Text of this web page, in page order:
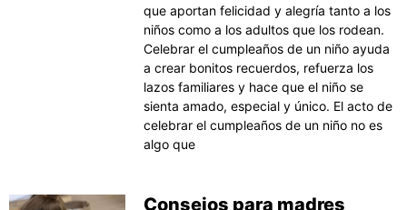
que aportan felicidad y alegría tanto a los
niños como a los adultos que los rodean.
Celebrar el cumpleaños de un niño ayuda
a crear bonitos recuerdos, refuerza los
lazos familiares y hace que el niño se
sienta amado, especial y único. El acto de
celebrar el cumpleaños de un niño no es
algo que
Consejos para madres